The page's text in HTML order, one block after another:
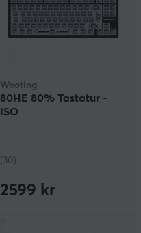
Wooting
80HE 80% Tastatur -
ISO
(30)
2599 kr